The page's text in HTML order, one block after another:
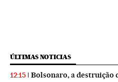
ÚLTIMAS NOTICIAS
12:15 Bolsonaro, a destruição